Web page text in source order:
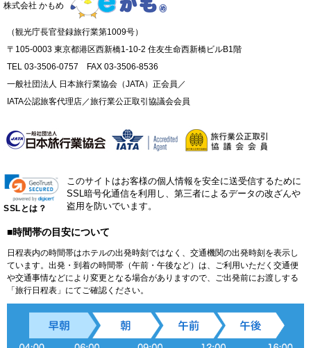
株式会社 かもめ
（観光庁長官登録旅行業第1009号）
〒105-0003 東京都港区西新橋1-10-2 住友生命西新橋ビルB1階
TEL 03-3506-0757 FAX 03-3506-8536
一般社団法人 日本旅行業協会（JATA）正会員／
IATA公認旅客代理店／旅行業公正取引協議会会員
SSLとは？
このサイトはお客様の個人情報を安全に送受信するために
SSL暗号化通信を利用し、第三者によるデータの改ざんや
盗用を防いでいます。
■時間帯の目安について
日程表内の時間帯はホテルの出発時刻ではなく、交通機関の出発時刻を表示し
ています。出発・到着の時間帯（午前・午後など）は、ご利用いただく交通便
や交通事情などにより変更となる場合がありますので、ご出発前にお渡しする
「旅行日程表」にてご確認ください。